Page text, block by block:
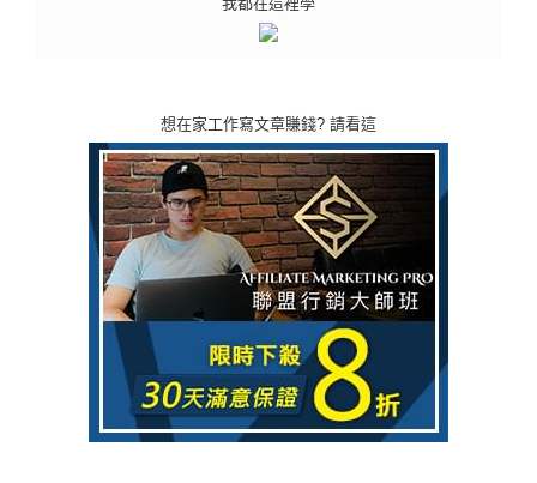
想在家工作寫文章賺錢? 請看這